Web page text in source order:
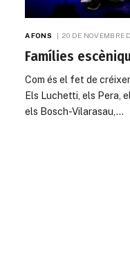
A FONS 20 DE NOVEMBRE
Famílies
Com és el fet de
Els Luchetti, els Pera,
els Bosch-Vilarasau,…